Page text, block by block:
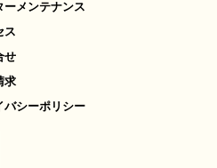
ーメンテナンス
ス
せ
求
バシーポリシー